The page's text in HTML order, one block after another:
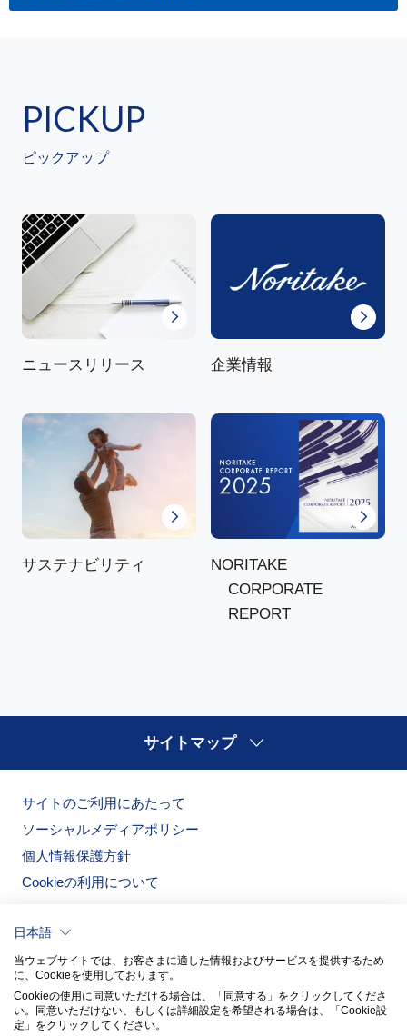
PICKUP
ピックアップ
ニュースリリース 企業情報
サステナビリティ
NORITAKE
CORPORATE
REPORT
サイトマップ
サイトのご利用にあたって
ソーシャルメディアポリシー
個人情報保護方針
Cookieの利用について
日本語
当ウェブサイトでは、お客さまに適した情報およびサービスを提供するため
に、Cookieを使用しております。
Cookieの使用に同意いただける場合は、「同意する」をクリックしてくださ
い。​同意いただけない、もしくは詳細設定を希望される場合は、「Cookie設
定」をクリックしてください。​